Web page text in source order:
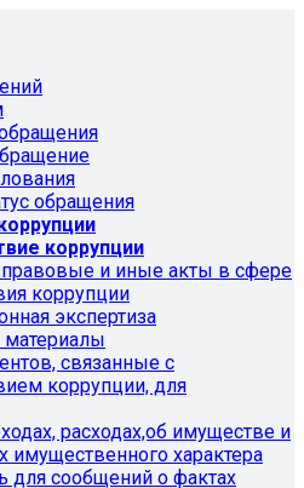
обращения
коррупции
и иные акты в сфере
коррупции
экспертиза
связанные с
коррупции, для
расходах,об имуществе и
имущественного характера
для сообщений о фактах